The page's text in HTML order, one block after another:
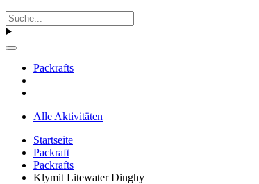
Packrafts
Alle Aktivitäten
Startseite
Packraft
Packrafts
Klymit Litewater Dinghy